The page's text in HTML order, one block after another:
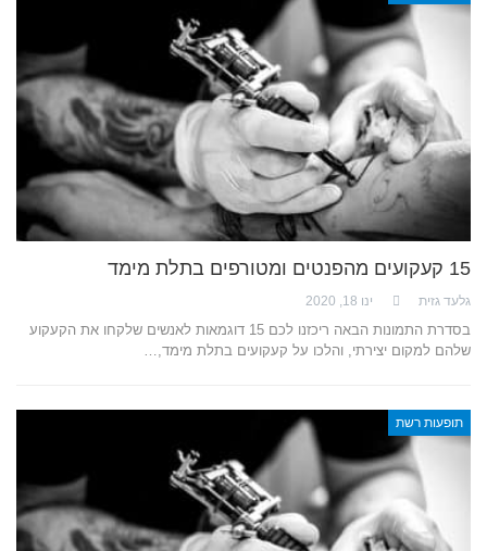
15 קעקועים מהפנטים ומטורפים בתלת מימד
גלעד גזית ינו 18, 2020
בסדרת התמונות הבאה ריכזנו לכם 15 דוגמאות לאנשים שלקחו את הקעקוע
שלהם למקום יצירתי, והלכו על קעקועים בתלת מימד,…
תופעות רשת